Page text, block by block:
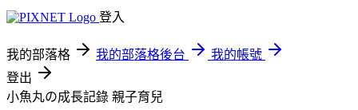
登入
我的部落格 我的部落格後台
我的帳號
登出
小魚丸の成長記錄 親子育兒